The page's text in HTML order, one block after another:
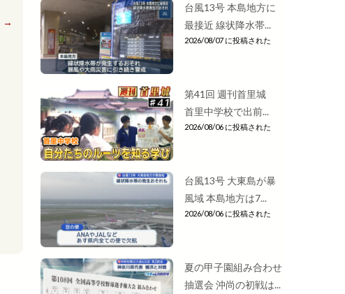
→
台風13号 本島地方に
最接近 線状降水帯...
2026/08/07 に投稿された
第41回 週刊首里城
首里中学校で出前...
2026/08/06 に投稿された
台風13号 大東島が暴
風域 本島地方は7...
2026/08/06 に投稿された
夏の甲子園組み合わせ
抽選会 沖尚の初戦は...